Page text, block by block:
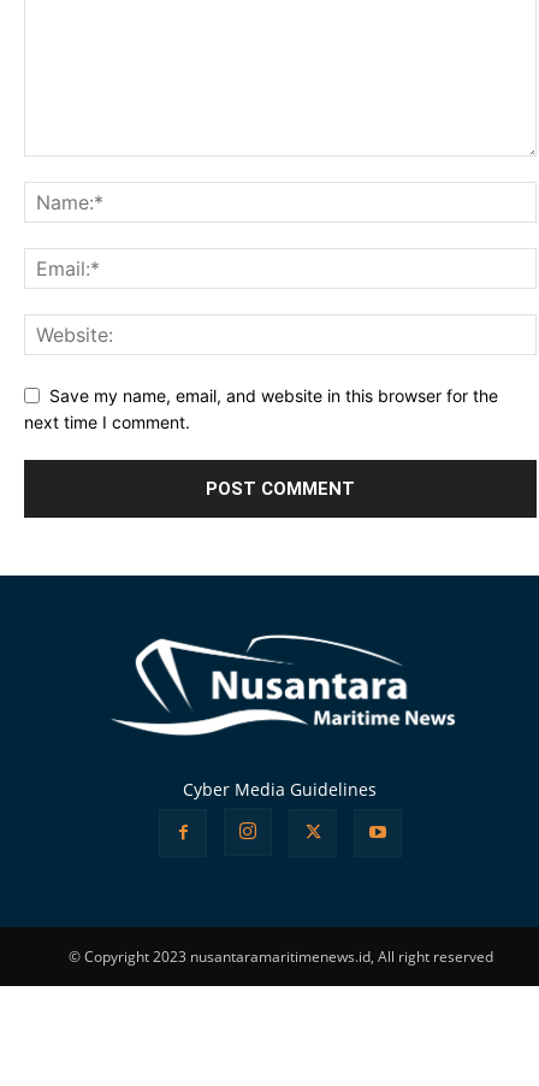
Save my name, email, and website in this browser for the
next time I comment.
Cyber Media Guidelines
© Copyright 2023 nusantaramaritimenews.id, All right reserved